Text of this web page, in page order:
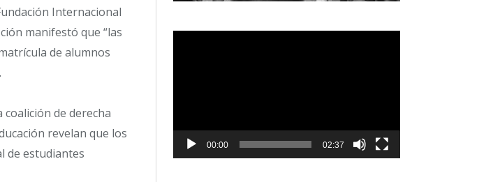
Internacional
manifestó que “las
de alumnos
de derecha
revelan que los
de estudiantes
00:00 02:37